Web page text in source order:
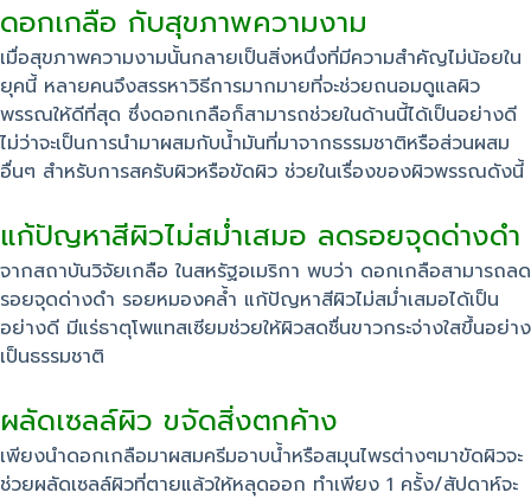
ดอกเกลือ กับสุขภาพความงาม
เมื่อสุขภาพความงามนั้นกลายเป็นสิ่งหนึ่งที่มีความสำคัญไม่น้อยใน
ยุคนี้ หลายคนจึงสรรหาวิธีการมากมายที่จะช่วยถนอมดูแลผิว
พรรณให้ดีที่สุด ซึ่งดอกเกลือก็สามารถช่วยในด้านนี้ได้เป็นอย่างดี
ไม่ว่าจะเป็นการนำมาผสมกับน้ำมันที่มาจากธรรมชาติหรือส่วนผสม
อื่นๆ สำหรับการสครับผิวหรือขัดผิว ช่วยในเรื่องของผิวพรรณดังนี้
แก้ปัญหาสีผิวไม่สม่ำเสมอ ลดรอยจุดด่างดำ
จากสถาบันวิจัยเกลือ ในสหรัฐอเมริกา พบว่า ดอกเกลือสามารถลด
รอยจุดด่างดำ รอยหมองคล้ำ แก้ปัญหาสีผิวไม่สม่ำเสมอได้เป็น
อย่างดี มีแร่ธาตุโพแทสเซียมช่วยให้ผิวสดชื่นขาวกระจ่างใสขึ้นอย่าง
เป็นธรรมชาติ
ผลัดเซลล์ผิว ขจัดสิ่งตกค้าง
เพียงนำดอกเกลือมาผสมครีมอาบน้ำหรือสมุนไพรต่างๆมาขัดผิวจะ
ช่วยผลัดเซลล์ผิวที่ตายแล้วให้หลุดออก ทำเพียง 1 ครั้ง/สัปดาห์จะ